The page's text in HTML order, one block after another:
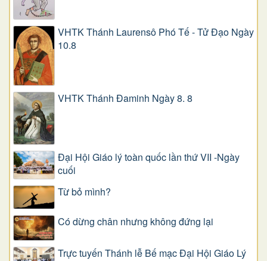
VHTK Thánh Laurensô Phó Tế - Tử Đạo Ngày
10.8
VHTK Thánh Đaminh Ngày 8. 8
Đại Hội Giáo lý toàn quốc lần thứ VII -Ngày
cuối
Từ bỏ mình?
Có dừng chân nhưng không đứng lại
Trực tuyến Thánh lễ Bế mạc Đại Hội Giáo Lý